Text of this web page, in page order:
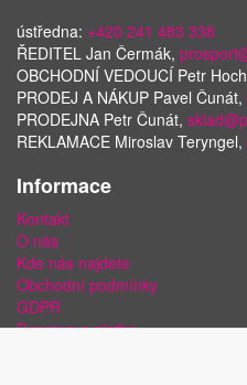
ústředna: +420 241 483 338
ŘEDITEL Jan Čermák,
OBCHODNÍ VEDOUCÍ Petr
PRODEJ A NÁKUP Pavel Čunát,
PRODEJNA Petr Čunát,
REKLAMACE Miroslav Teryngel,
Informace
Kontakt
O nás
Kde nás najdete
Obchodní podmínky
GDPR
Doprava a platba